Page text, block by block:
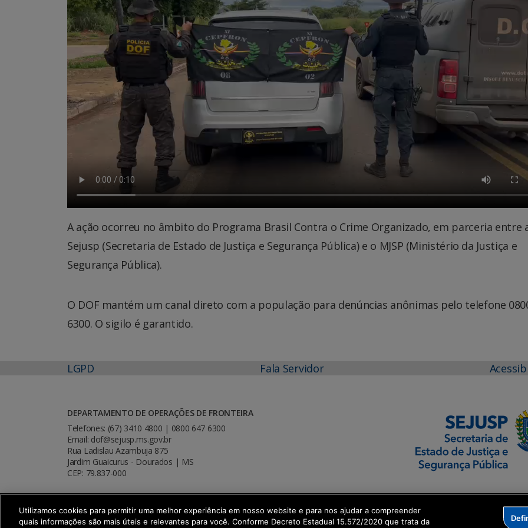
A ação ocorreu no âmbito do Programa Brasil Contra o Crime Organizado, em parceria entre
Sejusp (Secretaria de Estado de Justiça e Segurança Pública) e o MJSP (Ministério da Justiça e
Segurança Pública).
O DOF mantém um canal direto com a população para denúncias anônimas pelo telefone
6300. O sigilo é garantido.
LGPD Fala Servidor
DEPARTAMENTO DE OPERAÇÕES DE FRONTEIRA
Telefones: (67) 3410 4800 | 0800 647 6300
Email: dof@sejusp.ms.gov.br
Rua Ladislau Azambuja 875
Jardim Guaicurus - Dourados | MS
CEP: 79.837-000
Utilizamos cookies para permitir uma melhor experiência em nosso website e para nos ajudar a compreender
quais informações são mais úteis e relevantes para você. Conforme Decreto Estadual 15.572/2020 que trata da